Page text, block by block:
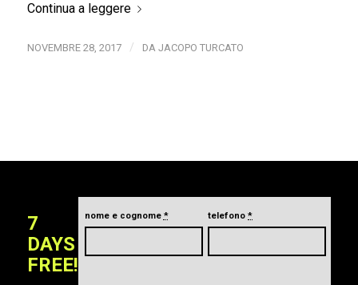
Continua a leggere
NOVEMBRE 28, 2017 / DA JACOPO TURCATO
7
DAYS
FREE!
nome e cognome * telefono*